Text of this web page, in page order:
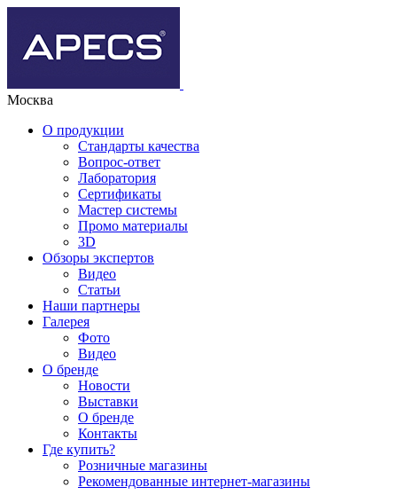
Москва
О продукции
Стандарты качества
Вопрос-ответ
Лаборатория
Сертификаты
Мастер системы
Промо материалы
3D
Обзоры экспертов
Видео
Статьи
Наши партнеры
Галерея
Фото
Видео
О бренде
Новости
Выставки
О бренде
Контакты
Где купить?
Розничные магазины
Рекомендованные интернет-магазины